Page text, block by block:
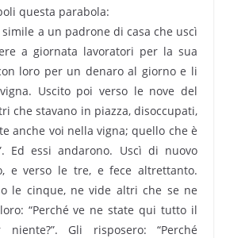
questa parabola:
a un padrone di casa che uscì
a giornata lavoratori per la sua
loro per un denaro al giorno e li
Uscito poi verso le nove del
che stavano in piazza, disoccupati,
anche voi nella vigna; quello che è
Ed essi andarono. Uscì di nuovo
e verso le tre, e fece altrettanto.
le cinque, ne vide altri che se ne
“Perché ve ne state qui tutto il
Gli risposero: “Perché